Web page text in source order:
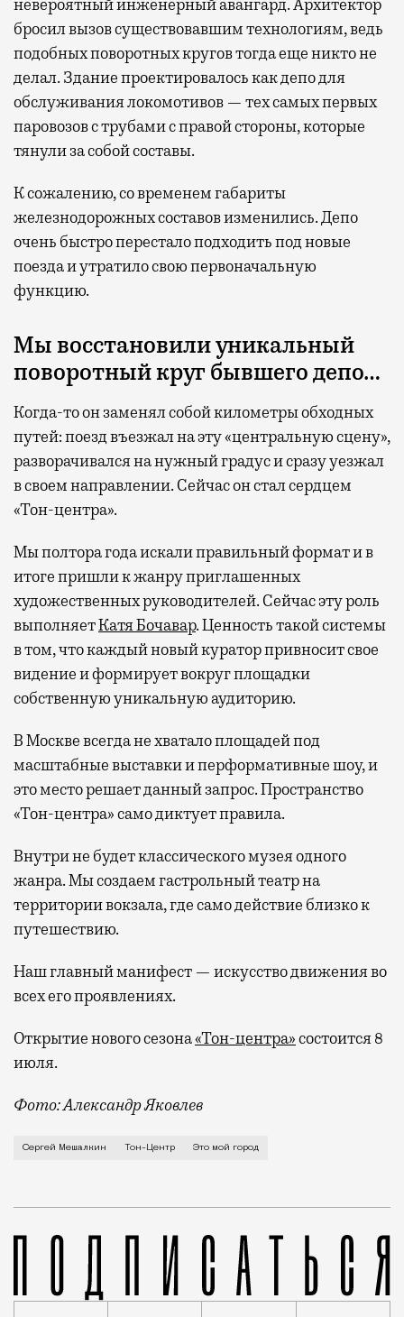
невероятный инженерный авангард. Архитектор
бросил вызов существовавшим технологиям, ведь
подобных поворотных кругов тогда еще никто не
делал. Здание проектировалось как депо для
обслуживания локомотивов — тех самых первых
паровозов с трубами с правой стороны, которые
тянули за собой составы.
К сожалению, со временем габариты
железнодорожных составов изменились. Депо
очень быстро перестало подходить под новые
поезда и утратило свою первоначальную
функцию.
Мы восстановили уникальный
поворотный круг бывшего депо…
Когда-то он заменял собой километры обходных
путей: поезд въезжал на эту «центральную сцену»,
разворачивался на нужный градус и сразу уезжал
в своем направлении. Сейчас он стал сердцем
«Тон-центра».
Мы полтора года искали правильный формат и в
итоге пришли к жанру приглашенных
художественных руководителей. Сейчас эту роль
выполняетКатя Бочавар. Ценность такой системы
в том, что каждый новый куратор привносит свое
видение и формирует вокруг площадки
собственную уникальную аудиторию.
В Москве всегда не хватало площадей под
масштабные выставки и перформативные шоу, и
это месторешает данный запрос. Пространство
«Тон-центра» само диктует правила.
Внутри не будет классического музея одного
жанра. Мы создаем гастрольный театр на
территории вокзала, где само действие близко к
путешествию.
Наш главный манифест — искусство движения во
всех его проявлениях.
Открытие нового сезона«Тон-центра»состоится 8
июля.
Фото: Александр Яковлев
О детстве у руин дворца в Царицыно, о традициях
Сергей Мешалкин Тон-Центр Это мой город